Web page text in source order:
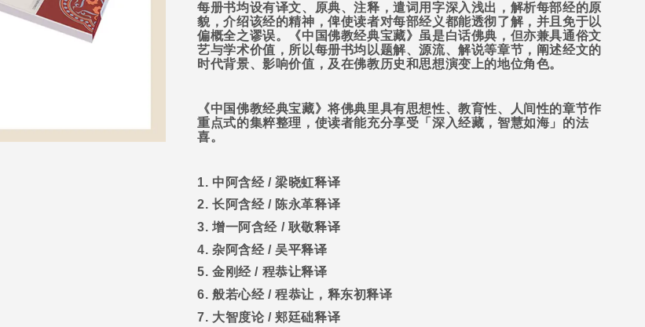
每册书均设有译文、原典、注释，遣词用字深入浅出，解析每部经的原
貌，介绍该经的精神，俾使读者对每部经义都能透彻了解，并且免于以
偏概全之谬误。《中国佛教经典宝藏》虽是白话佛典，但亦兼具通俗文
艺与学术价值，所以每册书均以题解、源流、解说等章节，阐述经文的
时代背景、影响价值，及在佛教历史和思想演变上的地位角色。
《中国佛教经典宝藏》将佛典里具有思想性、教育性、人间性的章节作
重点式的集粹整理，使读者能充分享受「深入经藏，智慧如海」的法
喜。
1. 中阿含经/梁晓虹释译
2. 长阿含经/ 陈永革释译
3. 增一阿含经 / 耿敬释译
4. 杂阿含经/吴平释译
5. 金刚经/ 程恭让释译
6. 般若心经/程恭让，释东初释译
7. 大智度论/郏廷础释译